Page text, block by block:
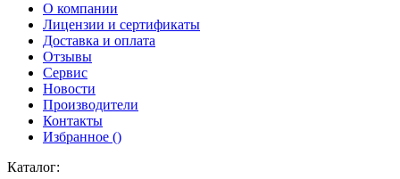
О компании
Лицензии и сертификаты
Доставка и оплата
Отзывы
Сервис
Новости
Производители
Контакты
Избранное ()
Каталог: